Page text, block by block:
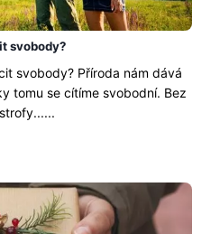
svobody?
svobody? Příroda nám dává
tomu se cítíme svobodní. Bez